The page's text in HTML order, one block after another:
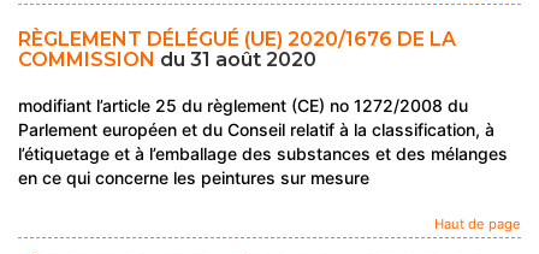
RÈGLEMENT DÉLÉGUÉ (UE) 2020/1676 DE LA
COMMISSION du 31 août 2020
modifiant l’article 25 du règlement (CE) no 1272/2008 du
Parlement européen et du Conseil relatif à la classification, à
l’étiquetage et à l’emballage des substances et des mélanges
en ce qui concerne les peintures sur mesure
Haut de page